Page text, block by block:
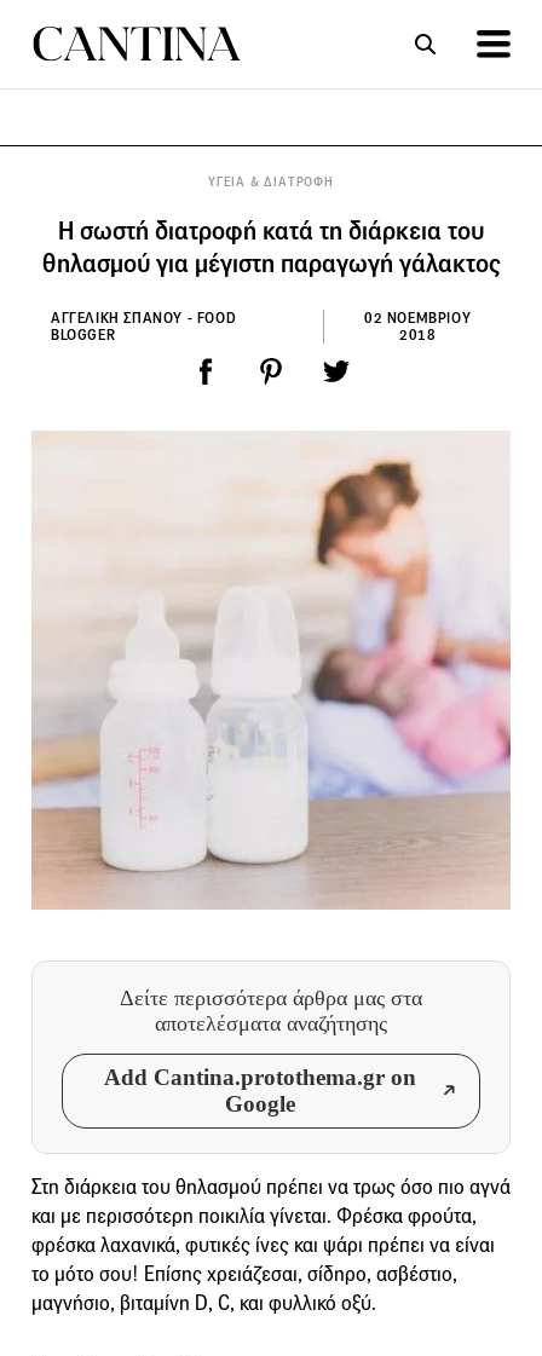
ΥΓΕΙΑ & ΔΙΑΤΡΟΦΗ
Η σωστή διατροφή κατά τη διάρκεια του
θηλασμού για μέγιστη παραγωγή γάλακτος
ΑΓΓΕΛΙΚΗ ΣΠΑΝΟΥ - FOOD
BLOGGER
02 ΝΟΕΜΒΡΙΟΥ
2018
Δείτε περισσότερα άρθρα μας στα
αποτελέσματα αναζήτησης
Add Cantina.protothema.gr on
Google
Στη διάρκεια του θηλασμού πρέπει να τρως όσο πιο αγνά
και με περισσότερη ποικιλία γίνεται. Φρέσκα φρούτα,
φρέσκα λαχανικά, φυτικές ίνες και ψάρι πρέπει να είναι
το μότο σου! Επίσης χρειάζεσαι, σίδηρο, ασβέστιο,
μαγνήσιο, βιταμίνη D, C, και φυλλικό οξύ.